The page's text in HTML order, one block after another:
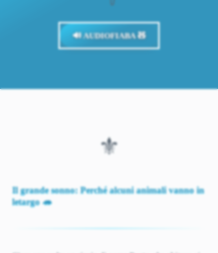
🔊 AUDIOFIABA 🧸
⚜️
Il grande sonno: Perché alcuni animali vanno in
letargo 🦔